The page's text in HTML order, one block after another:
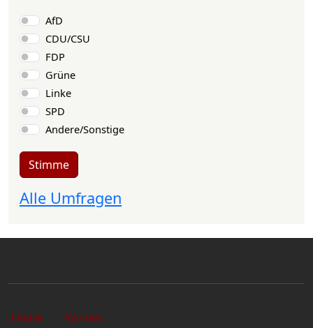
Auswahlmöglichkeiten
AfD
CDU/CSU
FDP
Grüne
Linke
SPD
Andere/Sonstige
Stimme
Alle Umfragen
Sekundärlinks
Home Kontakt